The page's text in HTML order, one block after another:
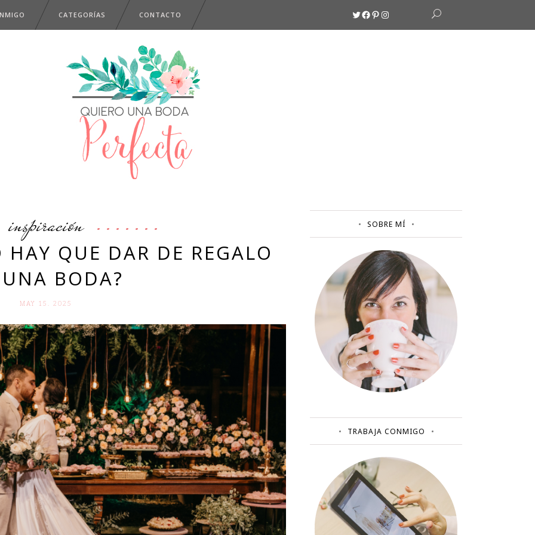
CATEGORÍAS CONTACTO Twitter
Facebook
Pinterest
Instagram
inspiración
QUE DAR DE REGALO
BODA?
MAY 15. 2025
SOBRE MÍ
TRABAJA CONMIGO